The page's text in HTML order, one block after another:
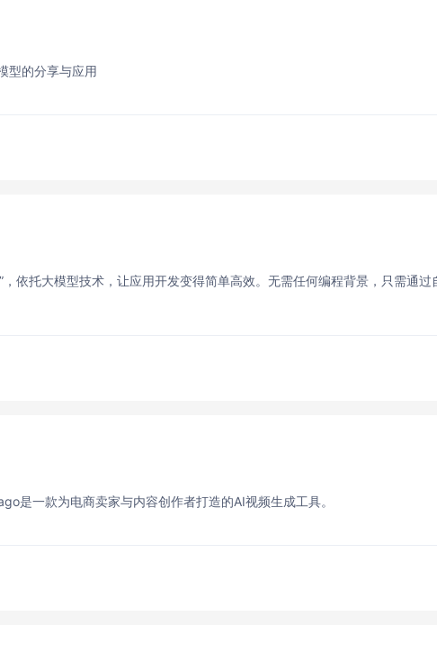
型的分享与应用
，依托大模型技术，让应用开发变得简单高效。​​无需任何编程背景​​，只需通
是一款为电商卖家与内容创作者打造的AI视频生成工具。